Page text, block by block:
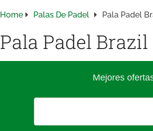
Home Palas De Padel Pala Padel
Pala Padel Brazil
Mejores